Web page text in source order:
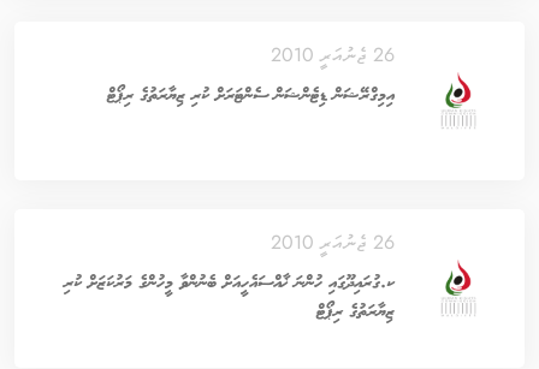
26 ޖެނުއަރީ 2010
އިމިގްރޭޝަން ޑިޓެންޝަން ސެންޓަރަށް ކުރި ޒިޔާރަތުގެ ރިޕޯޓް
26 ޖެނުއަރީ 2010
ކ.ގުރައިދޫގައި ހުންނަ ޚާއްސައެހީއަށް ބެނުންވާ މީހުންގެ މަރުކަޒަށް ކުރި
ޒިޔާރަތުގެ ރިޕޯޓް